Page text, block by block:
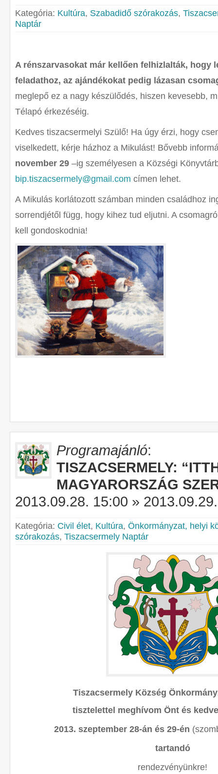
Kategória: Kultúra, Szabadidő szórakozás,
Naptár
A rénszarvasokat már kellően felhizlalták, hogy
feladathoz, az ajándékokat pedig lázasan
meglepő ez a nagy készülődés, hiszen kevesebb,
Télapó érkezéséig.
Kedves tiszacsermelyi Szülő! Ha úgy érzi, hogy
viselkedett, kérje házhoz a Mikulást! Bővebb
november 29 –ig személyesen a Községi
bip.tiszacsermely@gmail.com címen lehet.
A Mikulás korlátozott számban minden családhoz
sorrendjétől függ, hogy kihez tud eljutni. A
kell gondoskodnia!
Programajánló:
TISZACSERMELY:
MAGYARORSZÁG
2013.09.28. 15:00 »
Kategória: Civil élet, Kultúra, Önkormányzat, helyi
szórakozás, Tiszacsermely Naptár
Tiszacsermely Község
tisztelettel meghívom Önt és
2013. szeptember 28-án és 29-én
tartandó
rendezvényünkre!